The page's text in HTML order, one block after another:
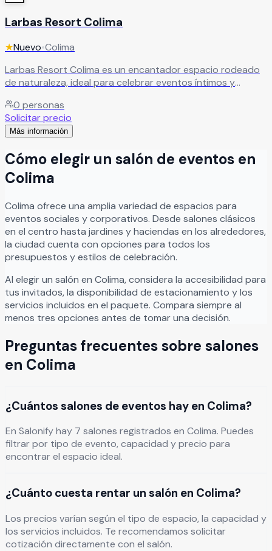
Larbas Resort Colima
★Nuevo•Colima
Larbas Resort Colima es un encantador espacio rodeado
de naturaleza, ideal para celebrar eventos íntimos y
belleza natural. El recinto cuenta con dos terrazas con
impresionantes vistas hacia árboles y montañas, creando
el escenario perfecto para bodas, aniversarios, reuniones
tranquilo y elegante. Además, Larbas Resort dispone de
zona de cocina y parrilla, brindando mayor comodidad y
flexibilidad para la organización de cada evento. Su
ideal para disfrutar experiencias memorables junto a
familiares y amigos. Leer más
0 personas
Solicitar precio
Más información
Cómo elegir un salón de eventos en
Colima
Colima ofrece una amplia variedad de espacios para
eventos sociales y corporativos. Desde salones clásicos
en el centro hasta jardines y haciendas en los alrededores,
la ciudad cuenta con opciones para todos los
presupuestos y estilos de celebración.
Al elegir un salón en Colima, considera la accesibilidad para
tus invitados, la disponibilidad de estacionamiento y los
servicios incluidos en el paquete. Compara siempre al
menos tres opciones antes de tomar una decisión.
Preguntas frecuentes sobre salones
en Colima
¿Cuántos salones de eventos hay en Colima?
En Salonify hay 7 salones registrados en Colima. Puedes
filtrar por tipo de evento, capacidad y precio para
encontrar el espacio ideal.
¿Cuánto cuesta rentar un salón en Colima?
Los precios varían según el tipo de espacio, la capacidad y
los servicios incluidos. Te recomendamos solicitar
cotización directamente con el salón.